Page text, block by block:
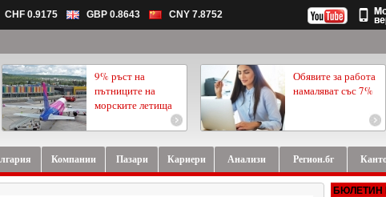
CHF 0.9175 GBP 0.8643 CNY 7.8752
9% ръст на
пътниците на
морските летища
Обявите за работа
намаляват със 7%
Компании Пазари Кариери Анализи Регион.бг
БЮЛЕТИН